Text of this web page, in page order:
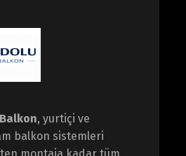
, yurtiçi ve
balkon sistemleri